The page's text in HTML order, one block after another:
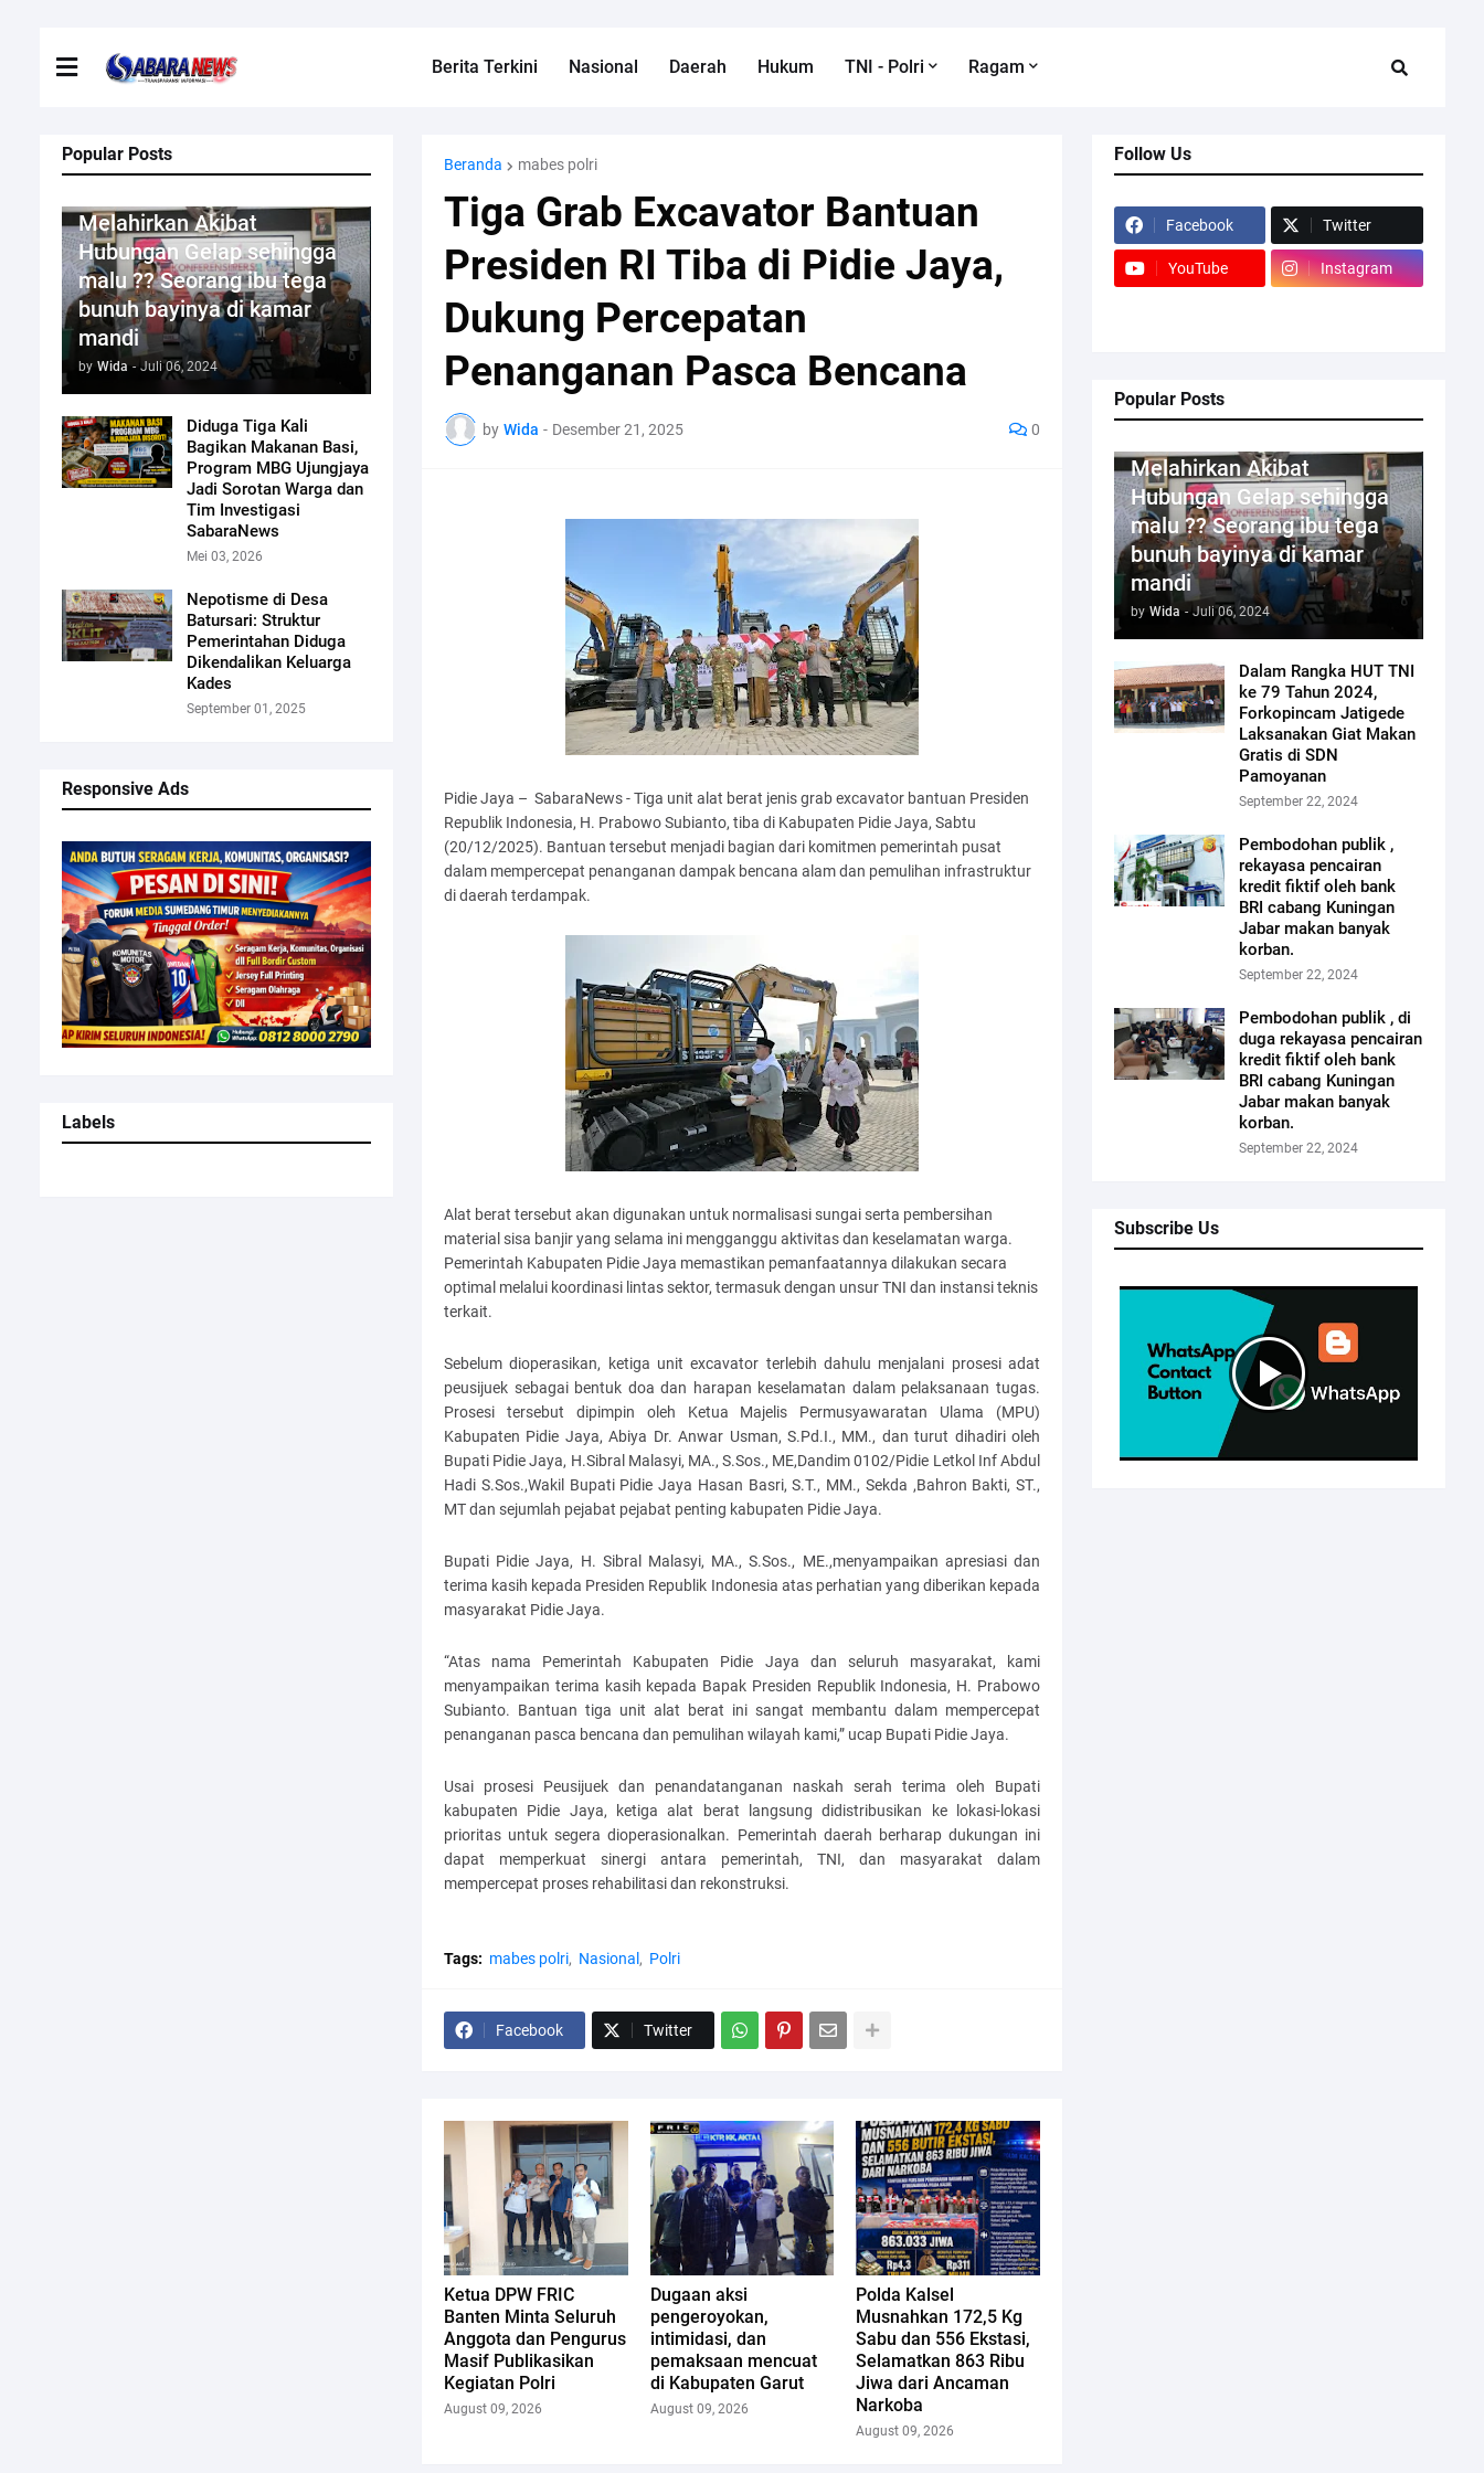
Berita Terkini Nasional Daerah Hukum TNI - Polri Ragam
Popular Posts
Melahirkan Akibat
Hubungan Gelap sehingga
malu ?? Seorang ibu tega
bunuh bayinya di kamar
mandi
by Wida - Juli 06, 2024
Diduga Tiga Kali
Bagikan Makanan Basi,
Program MBG Ujungjaya
Jadi Sorotan Warga dan
Tim Investigasi
SabaraNews
Mei 03, 2026
Nepotisme di Desa
Batursari: Struktur
Pemerintahan Diduga
Dikendalikan Keluarga
Kades
September 01, 2025
Responsive Ads
Labels
Beranda mabes polri
Tiga Grab Excavator Bantuan
Presiden RI Tiba di Pidie Jaya,
Dukung Percepatan
Penanganan Pasca Bencana
by Wida - Desember 21, 2025 0
Pidie Jaya – SabaraNews - Tiga unit alat berat jenis grab excavator bantuan Presiden
Republik Indonesia, H. Prabowo Subianto, tiba di Kabupaten Pidie Jaya, Sabtu
(20/12/2025). Bantuan tersebut menjadi bagian dari komitmen pemerintah pusat
dalam mempercepat penanganan dampak bencana alam dan pemulihan infrastruktur
di daerah terdampak.
Alat berat tersebut akan digunakan untuk normalisasi sungai serta pembersihan
material sisa banjir yang selama ini mengganggu aktivitas dan keselamatan warga.
Pemerintah Kabupaten Pidie Jaya memastikan pemanfaatannya dilakukan secara
optimal melalui koordinasi lintas sektor, termasuk dengan unsur TNI dan instansi teknis
terkait.
Sebelum dioperasikan, ketiga unit excavator terlebih dahulu menjalani prosesi adat
peusijuek sebagai bentuk doa dan harapan keselamatan dalam pelaksanaan tugas.
Prosesi tersebut dipimpin oleh Ketua Majelis Permusyawaratan Ulama (MPU)
Kabupaten Pidie Jaya, Abiya Dr. Anwar Usman, S.Pd.I., MM., dan turut dihadiri oleh
Bupati Pidie Jaya, H.Sibral Malasyi, MA., S.Sos., ME,Dandim 0102/Pidie Letkol Inf Abdul
Hadi S.Sos.,Wakil Bupati Pidie Jaya Hasan Basri, S.T., MM., Sekda ,Bahron Bakti, ST.,
MT dan sejumlah pejabat pejabat penting kabupaten Pidie Jaya.
Bupati Pidie Jaya, H. Sibral Malasyi, MA., S.Sos., ME.,menyampaikan apresiasi dan
terima kasih kepada Presiden Republik Indonesia atas perhatian yang diberikan kepada
masyarakat Pidie Jaya.
“Atas nama Pemerintah Kabupaten Pidie Jaya dan seluruh masyarakat, kami
menyampaikan terima kasih kepada Bapak Presiden Republik Indonesia, H. Prabowo
Subianto. Bantuan tiga unit alat berat ini sangat membantu dalam mempercepat
penanganan pasca bencana dan pemulihan wilayah kami,” ucap Bupati Pidie Jaya.
Usai prosesi Peusijuek dan penandatanganan naskah serah terima oleh Bupati
kabupaten Pidie Jaya, ketiga alat berat langsung didistribusikan ke lokasi-lokasi
prioritas untuk segera dioperasionalkan. Pemerintah daerah berharap dukungan ini
dapat memperkuat sinergi antara pemerintah, TNI, dan masyarakat dalam
mempercepat proses rehabilitasi dan rekonstruksi.
Tags: mabes polri Nasional Polri
Facebook Twitter
Ketua DPW FRIC
Banten Minta Seluruh
Anggota dan Pengurus
Masif Publikasikan
Kegiatan Polri
August 09, 2026
Dugaan aksi
pengeroyokan,
intimidasi, dan
pemaksaan mencuat
di Kabupaten Garut
August 09, 2026
Polda Kalsel
Musnahkan 172,5 Kg
Sabu dan 556 Ekstasi,
Selamatkan 863 Ribu
Jiwa dari Ancaman
Narkoba
August 09, 2026
Follow Us
Facebook Twitter
YouTube Instagram
Popular Posts
Melahirkan Akibat
Hubungan Gelap sehingga
malu ?? Seorang ibu tega
bunuh bayinya di kamar
mandi
by Wida - Juli 06, 2024
Dalam Rangka HUT TNI
ke 79 Tahun 2024,
Forkopincam Jatigede
Laksanakan Giat Makan
Gratis di SDN
Pamoyanan
September 22, 2024
Pembodohan publik ,
rekayasa pencairan
kredit fiktif oleh bank
BRI cabang Kuningan
Jabar makan banyak
korban.
September 22, 2024
Pembodohan publik , di
duga rekayasa pencairan
kredit fiktif oleh bank
BRI cabang Kuningan
Jabar makan banyak
korban.
September 22, 2024
Subscribe Us